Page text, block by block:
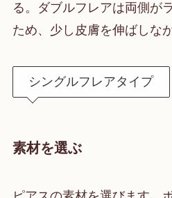
る。ダブルフレアは両側が
ため、少し皮膚を伸ばしな
シングルフレアタイプ
素材を選ぶ